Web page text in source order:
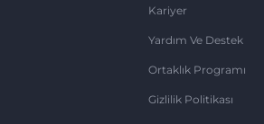
Kariyer
Yardım Ve Destek
Ortaklık Programı
Gizlilik Politikası